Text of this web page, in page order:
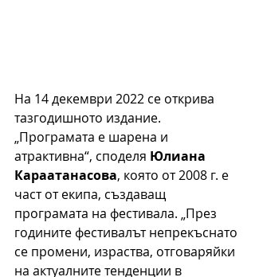
На 14 декември 2022 се открива
тазгодишното издание.
„Програмата е шарена и
атрактивна“, споделя Юлиана
Караатанасова, която от 2008 г. е
част от екипа, създаващ
програмата на фестивала. „През
годините фестивалът непрекъснато
се промени, израства, отговаряйки
на актуалните тенденции в